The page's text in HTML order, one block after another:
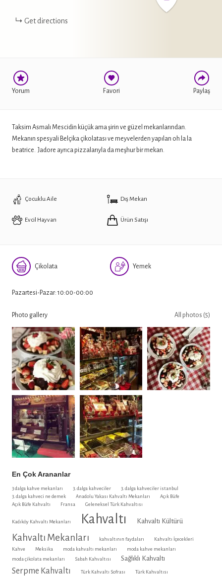
Get directions
Yorum Favori Paylaş
FACEBOOK
Taksim Asmalı Mescidin küçük ama şirin ve güzel mekanlarından.
Mekanın spesyali Belçika çikolatası ve meyvelerden yapılan oh la la
beatrice. Jadore ayrıca pizzalarıyla da meşhur bir mekan.
Çocuklu Aile Dış Mekan
Evcil Hayvan Ürün Satışı
Çikolata Yemek
Pazartesi-Pazar: 10:00-00:00
Photo gallery All photos (5)
En Çok Arananlar
3 dalga kahve mekanları 3. dalga kahveciler
3. dalga kahveciler istanbul
3. dalga kahveci ne demek
Anadolu Yakası Kahvaltı Mekanları
Açık Büfe
Açık Büfe Kahvaltı
Fransa Geleneksel Türk Kahvaltısı
Kadıköy Kahvaltı Mekanları Kahvaltı Kahvaltı Kültürü
Kahvaltı Mekanları kahvaltının faydaları
Kahvaltı İçecekleri
Kahve
Meksika moda kahvaltı mekanları
moda kahve mekanları
moda çikolata mekanları
Sabah Kahvaltısı Sağlıklı Kahvaltı
Serpme Kahvaltı Türk Kahvaltı Sofrası
Türk Kahvaltısı